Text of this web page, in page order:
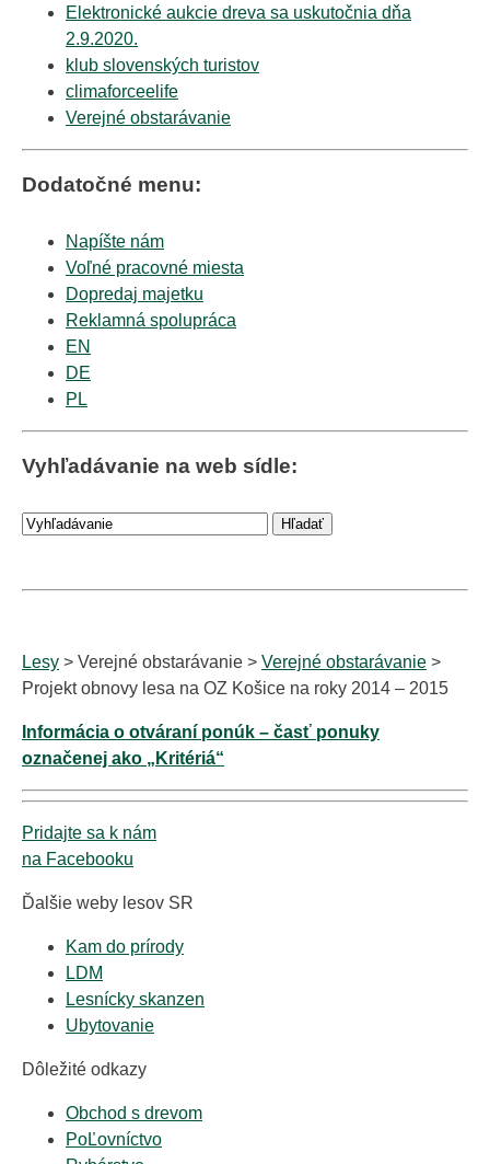
Elektronické aukcie dreva sa uskutočnia dňa
2.9.2020.
klub slovenských turistov
climaforceelife
Verejné obstarávanie
Dodatočné menu:
Napíšte nám
Voľné pracovné miesta
Dopredaj majetku
Reklamná spolupráca
EN
DE
PL
Vyhľadávanie na web sídle:
Lesy > Verejné obstarávanie > Verejné obstarávanie >
Projekt obnovy lesa na OZ Košice na roky 2014 – 2015
Informácia o otváraní ponúk – časť ponuky
označenej ako „Kritériá“
Pridajte sa k nám
na Facebooku
Ďalšie weby lesov SR
Kam do prírody
LDM
Lesnícky skanzen
Ubytovanie
Dôležité odkazy
Obchod s drevom
PoĽovníctvo